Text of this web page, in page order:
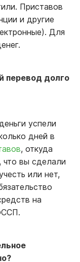
Приставов
и другие
Для
перевод долго
успели
дней в
, откуда
что вы сделали
или нет,
на